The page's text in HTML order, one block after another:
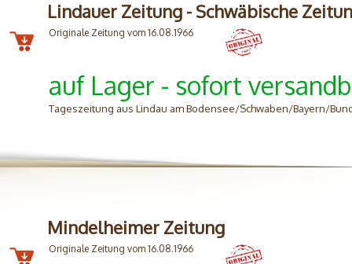
Lindauer Zeitung - Schwäbische
Originale Zeitung vom 16.08.1966
auf Lager - sofort
Tageszeitung aus Lindau am Bodensee/Schwaben/Bayern/
Mindelheimer Zeitung
Originale Zeitung vom 16.08.1966